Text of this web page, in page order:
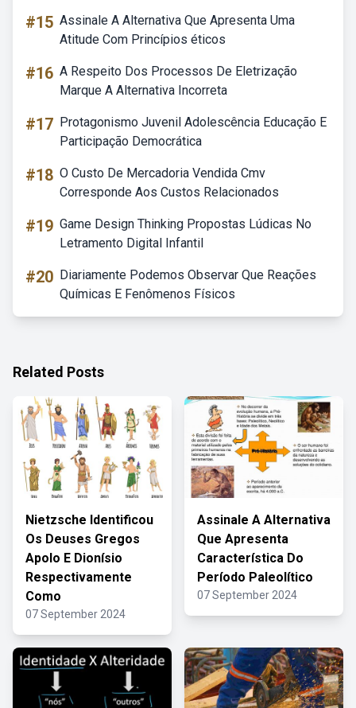
#15 Assinale A Alternativa Que Apresenta Uma
Atitude Com Princípios éticos
#16 A Respeito Dos Processos De Eletrização
Marque A Alternativa Incorreta
#17 Protagonismo Juvenil Adolescência Educação E
Participação Democrática
#18 O Custo De Mercadoria Vendida Cmv
Corresponde Aos Custos Relacionados
#19 Game Design Thinking Propostas Lúdicas No
Letramento Digital Infantil
#20 Diariamente Podemos Observar Que Reações
Químicas E Fenômenos Físicos
Related Posts
Nietzsche Identificou
Os Deuses Gregos
Apolo E Dionísio
Respectivamente
Como
07 September 2024
Assinale A Alternativa
Que Apresenta
Característica Do
Período Paleolítico
07 September 2024